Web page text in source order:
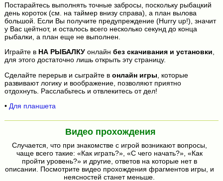
Постарайтесь выполнять точные забросы, поскольку рыбацкий
день короток (см. на таймер внизу справа), а план вылова
большой. Если Вы получите предупреждение (Hurry up!), значит
у Вас цейтнот, и осталось всего несколько секунд до конца
рыбалки, а план еще не выполнен.
Играйте в НА РЫБАЛКУонлайн без скачивания и установки,
для этого достаточно лишь открыть эту страницу.
Сделайте перерыв и сыграйте в онлайн игры , которые
развивают логику и воображение, позволяют приятно
отдохнуть. Расслабьтесь и отвлекитесь от дел!
• Для планшета
Видео прохождения
Случается, что при знакомстве с игрой возникают вопросы,
чаще всего такие: «Как играть?», «С чего начать?», «Как
пройти уровень?» и другие, ответов на которые нет в
описании. Посмотрите видео прохождения фрагментов игры, и
неясностей станет меньше.